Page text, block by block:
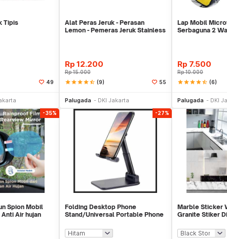
Tipis
49
Alat Peras Jeruk - Perasan
Lemon - Pemeras Jeruk Stainless
Rp 12.200
Rp15.000
starstarstarstarstar_half (9) 55
Palugada DKI Jakarta
Lap Mobil
Serbaguna 2
Rp 7.500
Rp10.000
starstarstarstarstar_half (6)
Palugada DKI
-35%
Spion Mobil
Air hujan
-27%
Folding Desktop Phone
Stand/Universal Portable Phone
Marble Sticker
Granite Stiker